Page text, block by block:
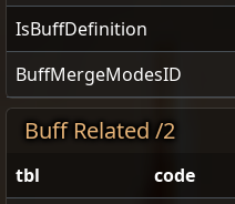
IsBuffDefinition
BuffMergeModesID
Buff Related /2
tbl code